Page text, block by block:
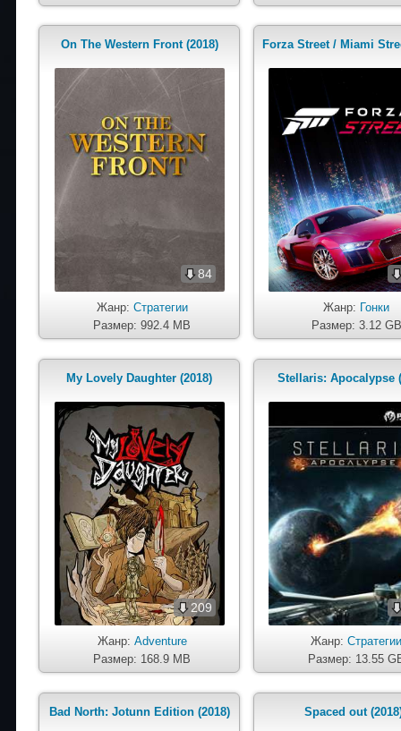
On The Western Front (2018)
84
Жанр: Стратегии
Размер: 992.4 MB
Forza Street / Miami
Жанр: Гонки
Размер: 3.12 GB
My Lovely Daughter (2018)
209
Жанр: Adventure
Размер: 168.9 MB
Stellaris: Apocalypse
Жанр:
Размер: 13.55
Bad North: Jotunn Edition (2018) Spaced out